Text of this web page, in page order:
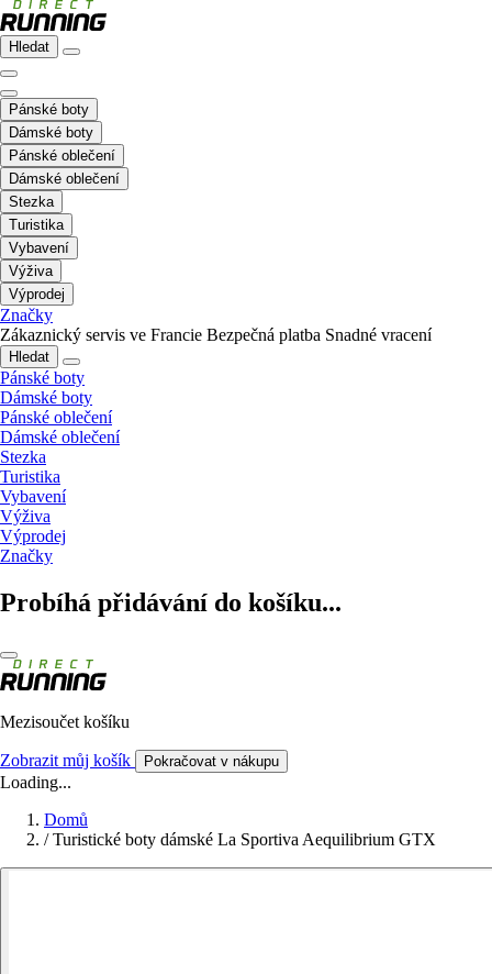
Hledat
Pánské boty
Dámské boty
Pánské oblečení
Dámské oblečení
Stezka
Turistika
Vybavení
Výživa
Výprodej
Značky
Zákaznický servis ve Francie Bezpečná platba Snadné vracení
Hledat
Pánské boty
Dámské boty
Pánské oblečení
Dámské oblečení
Stezka
Turistika
Vybavení
Výživa
Výprodej
Značky
Probíhá přidávání do košíku...
Mezisoučet košíku
Zobrazit můj košík Pokračovat v nákupu
Loading...
Domů
/ Turistické boty dámské La Sportiva Aequilibrium GTX